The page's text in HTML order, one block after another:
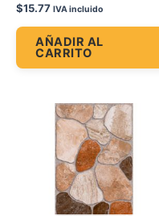
$15.77 IVA incluido
AÑADIR AL
CARRITO